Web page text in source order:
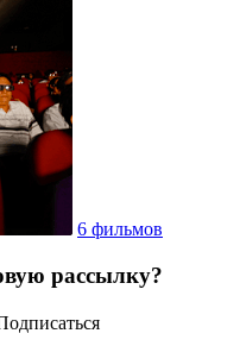
6 фильмов
рассылку?